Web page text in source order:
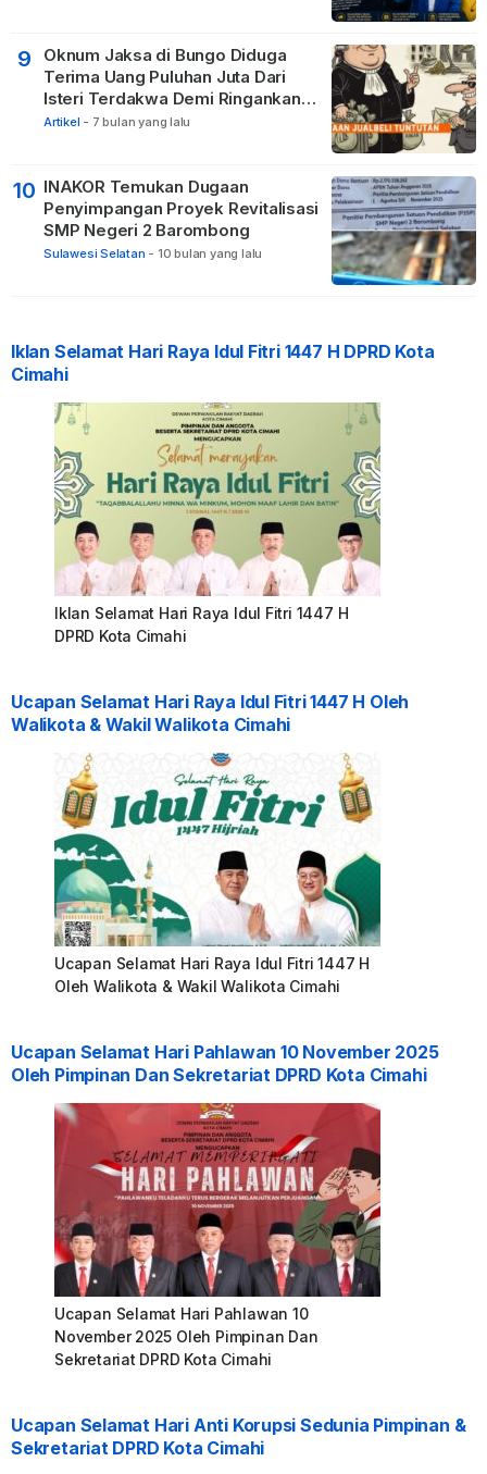
9
Oknum Jaksa di Bungo Diduga
Terima Uang Puluhan Juta Dari
Isteri Terdakwa Demi Ringankan
Hukuman
Artikel - 7 bulan yang lalu
10 INAKOR Temukan Dugaan
Penyimpangan Proyek Revitalisasi
SMP Negeri 2 Barombong
Sulawesi Selatan - 10 bulan yang lalu
Iklan Selamat Hari Raya Idul Fitri 1447 H DPRD Kota
Cimahi
Iklan Selamat Hari Raya Idul Fitri 1447 H
DPRD Kota Cimahi
Ucapan Selamat Hari Raya Idul Fitri 1447 H Oleh
Walikota & Wakil Walikota Cimahi
Ucapan Selamat Hari Raya Idul Fitri 1447 H
Oleh Walikota & Wakil Walikota Cimahi
Ucapan Selamat Hari Pahlawan 10 November 2025
Oleh Pimpinan Dan Sekretariat DPRD Kota Cimahi
Ucapan Selamat Hari Pahlawan 10
November 2025 Oleh Pimpinan Dan
Sekretariat DPRD Kota Cimahi
Ucapan Selamat Hari Anti Korupsi Sedunia Pimpinan &
Sekretariat DPRD Kota Cimahi